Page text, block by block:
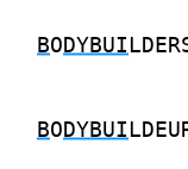
BO DYBUI
BO DYBUI